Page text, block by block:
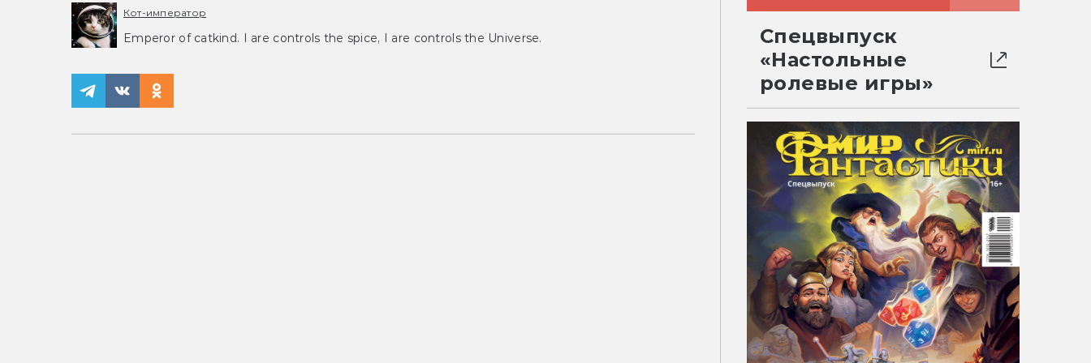
Кот-император
Emperor of catkind. I are controls the spice, I are controls the Universe.
Спецвыпуск
«Настольные
ролевые игры»